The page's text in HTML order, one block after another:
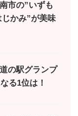
市の”いずも
かみ”が美味
の駅グランプ
る1位は！